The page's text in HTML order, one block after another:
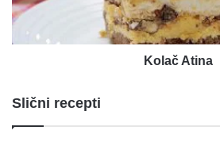
Kolač Atina
Slični recepti